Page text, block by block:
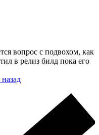
вопрос с подвохом, как
в релиз билд пока его
назад